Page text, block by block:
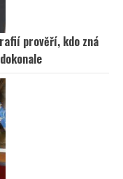
prověří, kdo zná